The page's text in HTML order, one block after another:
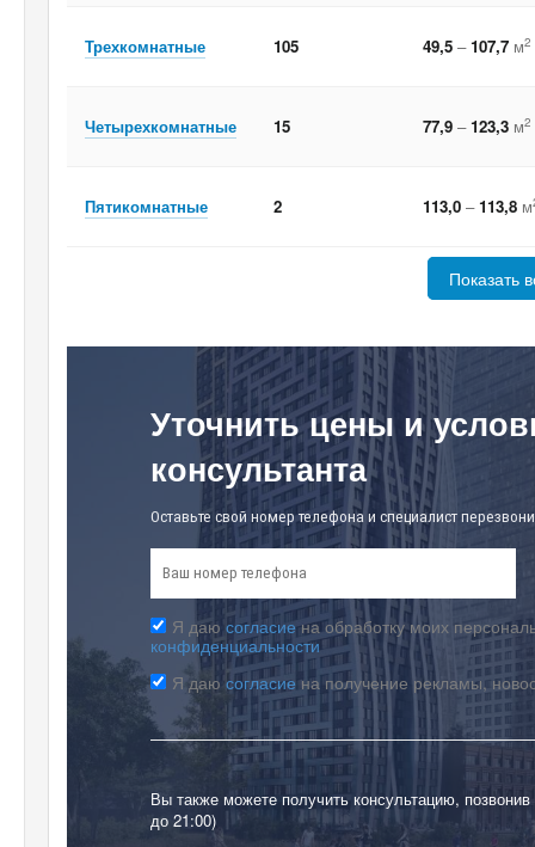
Трехкомнатные 105 49,5 –107,7 м2
Четырехкомнатные 15 77,9 –123,3 м2
Пятикомнатные 2 113,0 –113,8 м
Показать
Уточнить цены и
консультанта
Оставьте свой номер телефона и специалист
Я даю согласиена обработку моих
конфиденциальности
Я даю согласие на получение рекламы,
Вы также можете получить консультацию,
до 21:00)